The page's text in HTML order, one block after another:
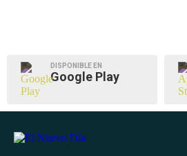
DISPONIBLE EN
Google Play